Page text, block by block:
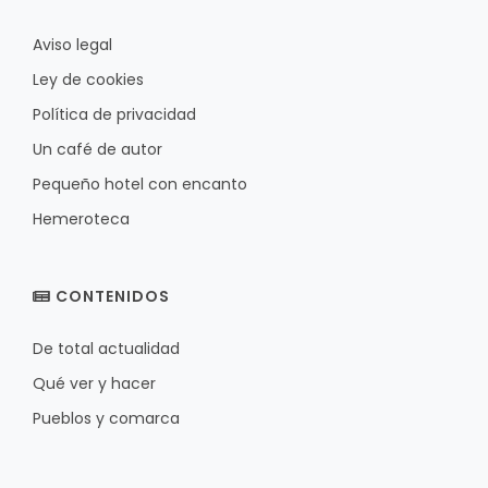
Aviso legal
Ley de cookies
Política de privacidad
Un café de autor
Pequeño hotel con encanto
Hemeroteca
CONTENIDOS
De total actualidad
Qué ver y hacer
Pueblos y comarca